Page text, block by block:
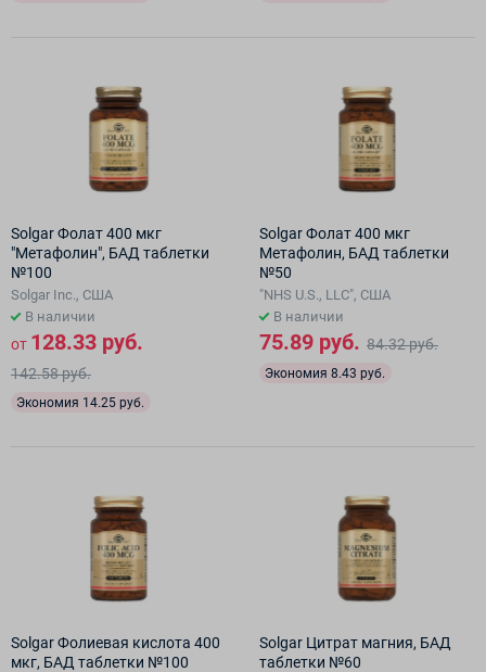
Solgar Фолат 400 мкг
"Метафолин", БАД таблетки
№100
Solgar Inc., США
В наличии
от 128.33 руб.
142.58 руб.
Экономия 14.25 руб.
Solgar Фолат 400 мкг
Метафолин, БАД таблетки
№50
"NHS U.S., LLC", США
В наличии
75.89 руб. 84.32 руб.
Экономия 8.43 руб.
Solgar Фолиевая кислота 400
мкг, БАД таблетки №100
Solgar Цитрат магния, БАД
таблетки №60